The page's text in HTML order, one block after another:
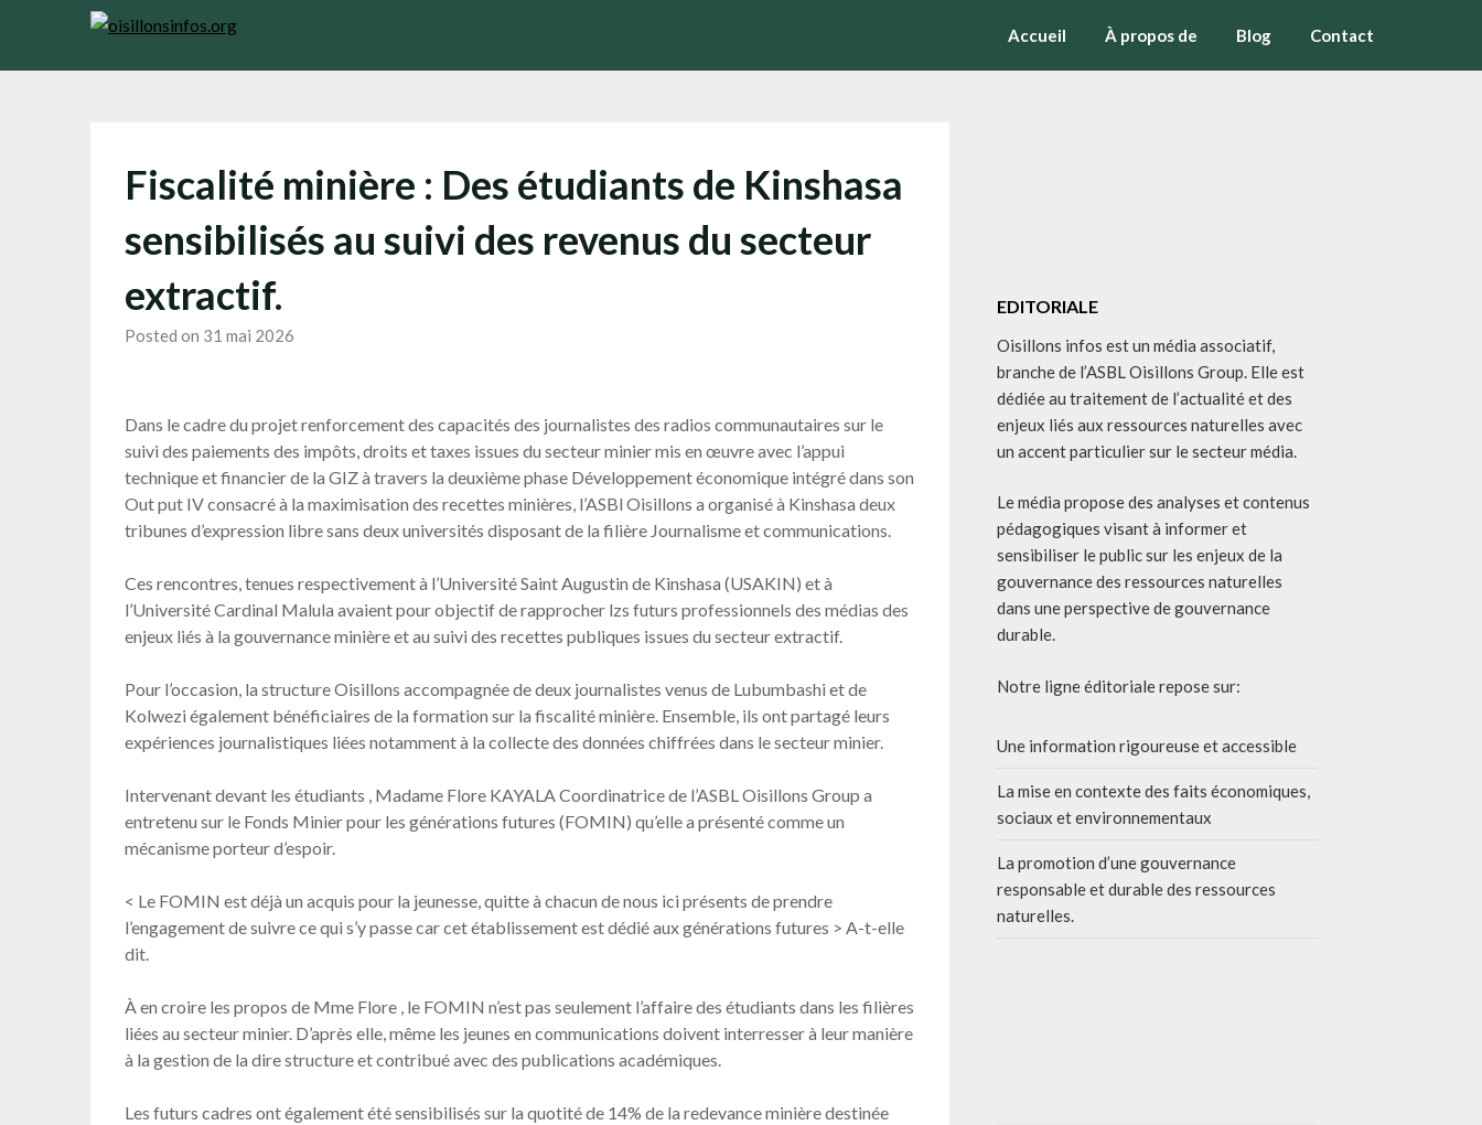
content
Accueil À propos de Blog Contact
Fiscalité minière : Des étudiants de Kinshasa
sensibilisés au suivi des revenus du secteur
extractif.
Posted on 31 mai 2026
Dans le cadre du projet renforcement des capacités des journalistes des radios communautaires sur le
suivi des paiements des impôts, droits et taxes issues du secteur minier mis en œuvre avec l’appui
technique et financier de la GIZ à travers la deuxième phase Développement économique intégré dans son
Out put IV consacré à la maximisation des recettes minières, l’ASBl Oisillons a organisé à Kinshasa deux
tribunes d’expression libre sans deux universités disposant de la filière Journalisme et communications.
Ces rencontres, tenues respectivement à l’Université Saint Augustin de Kinshasa (USAKIN) et à
l’Université Cardinal Malula avaient pour objectif de rapprocher lzs futurs professionnels des médias des
enjeux liés à la gouvernance minière et au suivi des recettes publiques issues du secteur extractif.
Pour l’occasion, la structure Oisillons accompagnée de deux journalistes venus de Lubumbashi et de
Kolwezi également bénéficiaires de la formation sur la fiscalité minière. Ensemble, ils ont partagé leurs
expériences journalistiques liées notamment à la collecte des données chiffrées dans le secteur minier.
Intervenant devant les étudiants , Madame Flore KAYALA Coordinatrice de l’ASBL Oisillons Group a
entretenu sur le Fonds Minier pour les générations futures (FOMIN) qu’elle a présenté comme un
mécanisme porteur d’espoir.
< Le FOMIN est déjà un acquis pour la jeunesse, quitte à chacun de nous ici présents de prendre
l’engagement de suivre ce qui s’y passe car cet établissement est dédié aux générations futures > A-t-elle
dit.
À en croire les propos de Mme Flore , le FOMIN n’est pas seulement l’affaire des étudiants dans les filières
liées au secteur minier. D’après elle, même les jeunes en communications doivent interresser à leur manière
à la gestion de la dire structure et contribué avec des publications académiques.
Les futurs cadres ont également été sensibilisés sur la quotité de 14% de la redevance minière destinée
EDITORIALE
Oisillons infos est un média associatif,
branche de l’ASBL Oisillons Group. Elle est
dédiée au traitement de l’actualité et des
enjeux liés aux ressources naturelles avec
un accent particulier sur le secteur média.
Le média propose des analyses et contenus
pédagogiques visant à informer et
sensibiliser le public sur les enjeux de la
gouvernance des ressources naturelles
dans une perspective de gouvernance
durable.
Notre ligne éditoriale repose sur:
Une information rigoureuse et accessible
La mise en contexte des faits économiques,
sociaux et environnementaux
La promotion d’une gouvernance
responsable et durable des ressources
naturelles.